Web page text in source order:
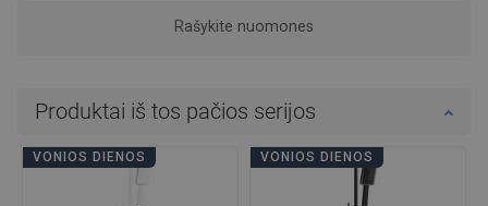
Rašykite nuomones
Produktai iš tos pačios serijos
VONIOS DIENOS VONIOS DIENOS